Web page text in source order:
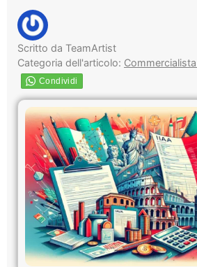
Scritto da TeamArtist
Categoria dell'articolo: